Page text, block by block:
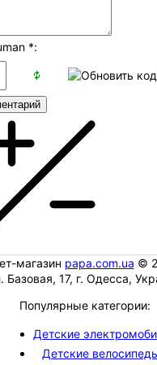
*:
магазин papa.com.ua ©
Базовая, 17, г. Одесса,
Популярные категории:
Детские
Детские